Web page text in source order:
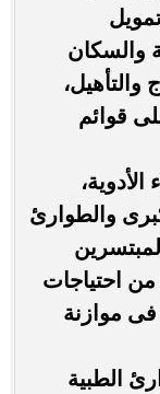
والسكان
والتأهيل،
قوائم
والطوارئ
احتياجات
فى موازنة
الطبية